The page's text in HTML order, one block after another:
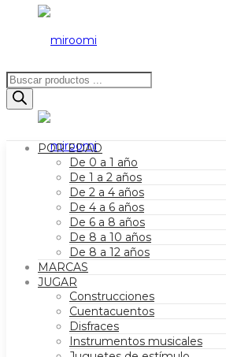
Búsqueda
de
productos
POR EDAD
De 0 a 1 año
De 1 a 2 años
De 2 a 4 años
De 4 a 6 años
De 6 a 8 años
De 8 a 10 años
De 8 a 12 años
MARCAS
JUGAR
Construcciones
Cuentacuentos
Disfraces
Instrumentos musicales